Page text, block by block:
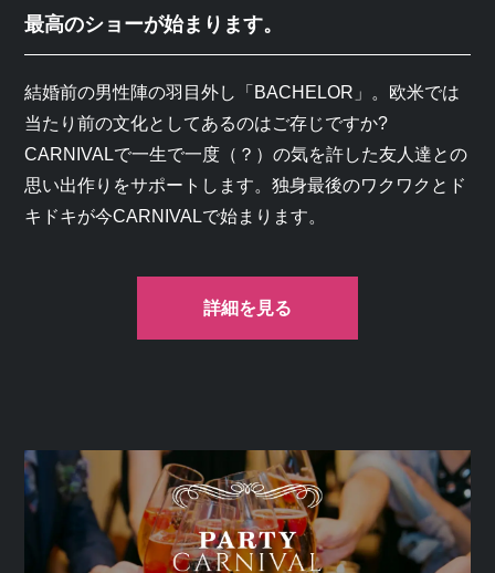
最高のショーが始まります。
結婚前の男性陣の羽目外し「BACHELOR」。欧米では
当たり前の文化としてあるのはご存じですか?
CARNIVALで一生で一度（？）の気を許した友人達との
思い出作りをサポートします。独身最後のワクワクとド
キドキが今CARNIVALで始まります。
詳細を見る